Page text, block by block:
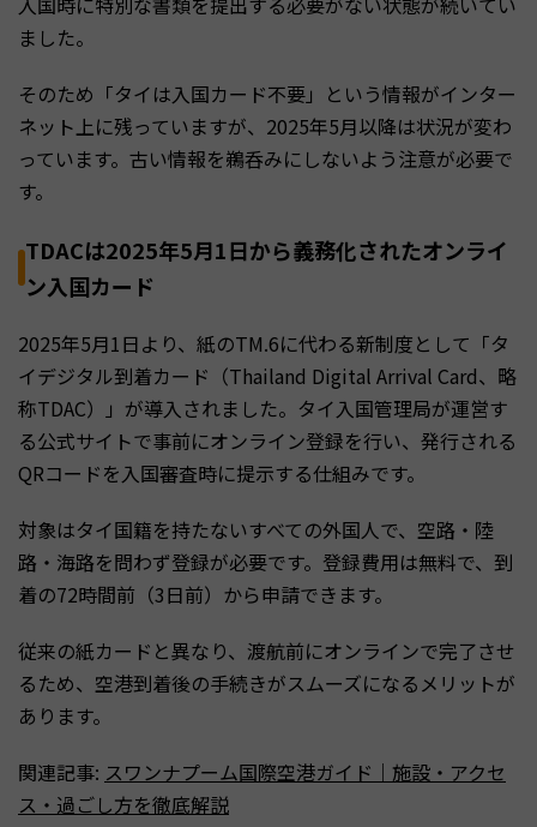
ました。
そのため「タイは入国カード不要」という情報がインター
ネット上に残っていますが、2025年5月以降は状況が変わ
っています。古い情報を鵜呑みにしないよう注意が必要で
す。
TDACは2025年5月1日から義務化されたオンライ
ン入国カード
2025年5月1日より、紙のTM.6に代わる新制度として「タ
イデジタル到着カード（Thailand Digital Arrival Card、略
称TDAC）」が導入されました。タイ入国管理局が運営す
る公式サイトで事前にオンライン登録を行い、発行される
QRコードを入国審査時に提示する仕組みです。
対象はタイ国籍を持たないすべての外国人で、空路・陸
路・海路を問わず登録が必要です。登録費用は無料で、到
着の72時間前（3日前）から申請できます。
従来の紙カードと異なり、渡航前にオンラインで完了させ
るため、空港到着後の手続きがスムーズになるメリットが
あります。
関連記事: スワンナプーム国際空港ガイド｜施設・アクセ
ス・過ごし方を徹底解説